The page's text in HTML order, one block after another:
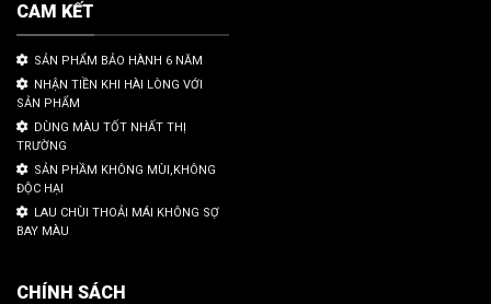
CAM KẾT
SẢN PHẨM BẢO HÀNH 6 NĂM
NHẬN TIỀN KHI HÀI LÒNG VỚI
SẢN PHẨM
DÙNG MÀU TỐT NHẤT THỊ
TRƯỜNG
SẢN PHẦM KHÔNG MÙI,KHÔNG
ĐỘC HẠI
LAU CHÙI THOẢI MÁI KHÔNG SỢ
BAY MÀU
CHÍNH SÁCH